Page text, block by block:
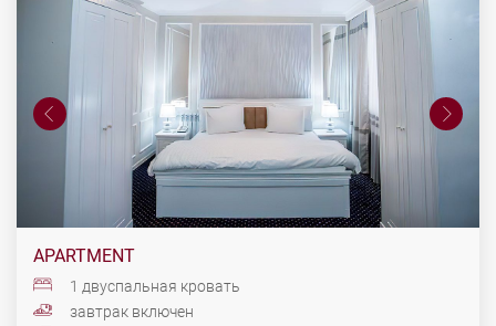
APARTMENT
1 двуспальная кровать
завтрак включен